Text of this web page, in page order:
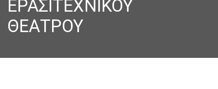
ΕΡΑΣΙΤΕΧΝΙΚΟΥ
ΘΕΑΤΡΟΥ